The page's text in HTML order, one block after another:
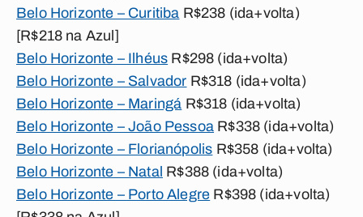
Belo Horizonte – Curitiba R$238 (ida+volta)
[R$218 na Azul]
Belo Horizonte – Ilhéus R$298 (ida+volta)
Belo Horizonte – Salvador R$318 (ida+volta)
Belo Horizonte – Maringá R$318 (ida+volta)
Belo Horizonte – João Pessoa R$338 (ida+volta)
Belo Horizonte – Florianópolis R$358 (ida+volta)
Belo Horizonte – Natal R$388 (ida+volta)
Belo Horizonte – Porto Alegre R$398 (ida+volta)